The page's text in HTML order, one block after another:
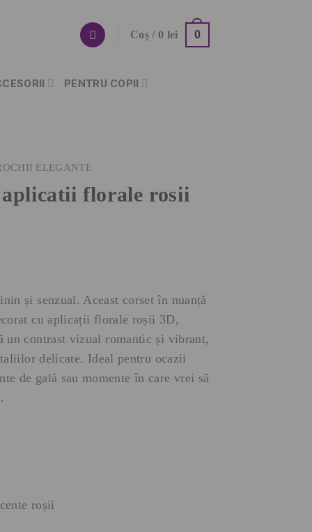
Coș / 0 lei 0
PENTRU COPII
ELEGANTE
florale rosii
și senzual. Aceast corset în nuanță
cu aplicații florale roșii 3D,
un contrast vizual romantic și vibrant,
delicate. Ideal pentru ocazii
de gală sau momente în care vrei să
roșii